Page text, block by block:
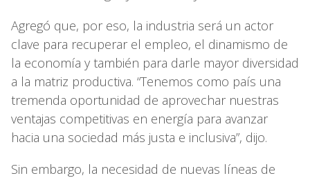
Agregó que, por eso, la industria será un actor
clave para recuperar el empleo, el dinamismo de
la economía y también para darle mayor diversidad
a la matriz productiva. “Tenemos como país una
tremenda oportunidad de aprovechar nuestras
ventajas competitivas en energía para avanzar
hacia una sociedad más justa e inclusiva”, dijo.
Sin embargo, la necesidad de nuevas líneas de